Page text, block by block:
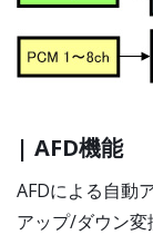
| AFD機能
AFDによる自動
アップ/ダウン変